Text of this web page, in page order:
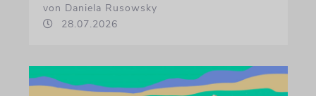
von Daniela Rusowsky
28.07.2026